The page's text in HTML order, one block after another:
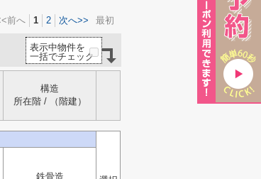
前へ 1 2 次へ>> 最初
表示中物件を
一括でチェック
構造
所在階 / （階建）
鉄骨造